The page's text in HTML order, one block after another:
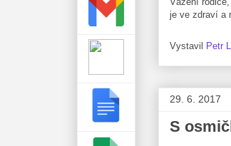
je ve zdraví a
Vystavil Petr
29. 6. 2017
S